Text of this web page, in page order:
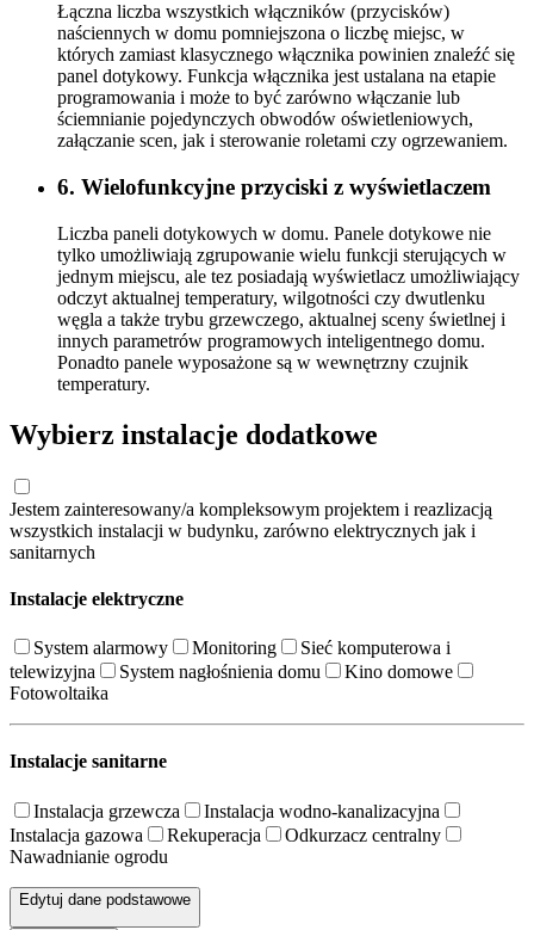
Łączna liczba wszystkich włączników (przycisków)
naściennych w domu pomniejszona o liczbę miejsc, w
których zamiast klasycznego włącznika powinien znaleźć się
panel dotykowy. Funkcja włącznika jest ustalana na etapie
programowania i może to być zarówno włączanie lub
ściemnianie pojedynczych obwodów oświetleniowych,
załączanie scen, jak i sterowanie roletami czy ogrzewaniem.
6. Wielofunkcyjne przyciski z wyświetlaczem
Liczba paneli dotykowych w domu. Panele dotykowe nie
tylko umożliwiają zgrupowanie wielu funkcji sterujących w
jednym miejscu, ale tez posiadają wyświetlacz umożliwiający
odczyt aktualnej temperatury, wilgotności czy dwutlenku
węgla a także trybu grzewczego, aktualnej sceny świetlnej i
innych parametrów programowych inteligentnego domu.
Ponadto panele wyposażone są w wewnętrzny czujnik
temperatury.
Wybierz instalacje dodatkowe
Jestem zainteresowany/a kompleksowym projektem i reazlizacją
wszystkich instalacji w budynku, zarówno elektrycznych jak i
sanitarnych
Instalacje elektryczne
System alarmowy Monitoring
Sieć komputerowa i
telewizyjna
System nagłośnienia domu
Kino domowe
Fotowoltaika
Instalacje sanitarne
Instalacja grzewcza
Instalacja wodno-kanalizacyjna
Instalacja gazowa
Rekuperacja
Odkurzacz centralny
Nawadnianie ogrodu
Edytuj dane podstawowe